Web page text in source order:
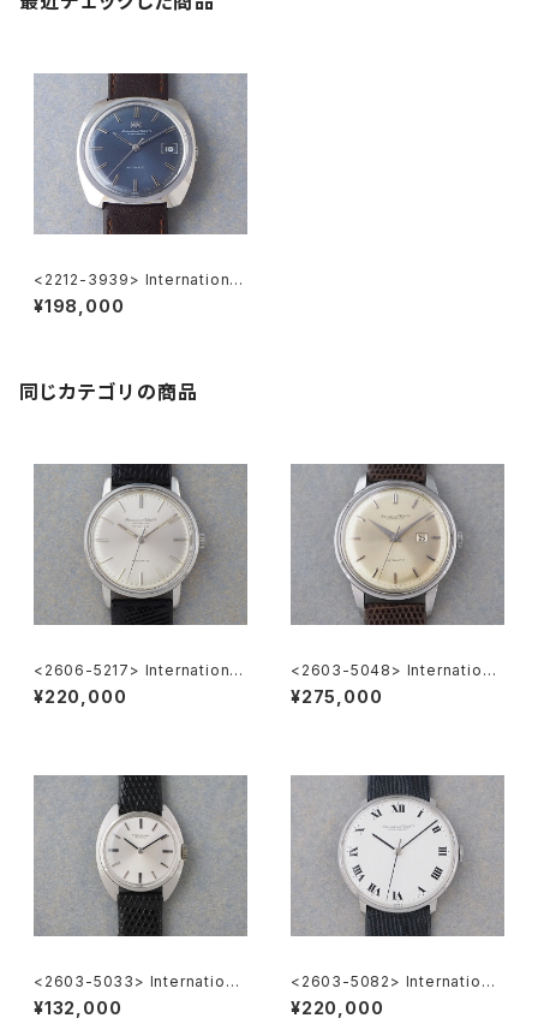
<2212-3939> International
Watch Co.
¥198,000
同じカテゴリの商品
<2606-5217> International
National Co. "TURLER"
¥220,000
<2603-5048> Internationa
l National Co. Ref.648A
¥275,000
<2603-5033> Internationa
l Watch Co.
¥132,000
<2603-5082> International
Watch Co. Cal.402
¥220,000